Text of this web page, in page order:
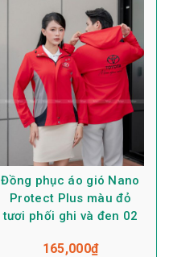
Đồng phục áo gió Nano
Protect Plus màu đỏ
tươi phối ghi và đen 02
165,000₫